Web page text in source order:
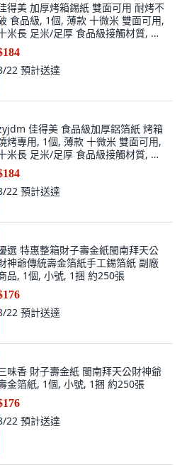
得美 加厚烤箱錫紙 雙面可用 耐烤不
食品級, 1個, 薄款 十微米 雙面可用,
米長 足米/足厚 食品級接觸材質, 十
22 預計送達
佳得美 食品級加厚鋁箔紙 烤箱
烤專用, 1個, 薄款 十微米 雙面可用,
米長 足米/足厚 食品級接觸材質, 十
長
22 預計送達
選 特惠整箱財子壽金紙閩南拜天公
神爺傳統壽金箔紙手工錫箔紙 副廠
品, 1個, 小號, 1捆 約250張
22 預計送達
味香 財子壽金紙 閩南拜天公財神爺
金箔紙, 1個, 小號, 1捆 約250張
22 預計送達